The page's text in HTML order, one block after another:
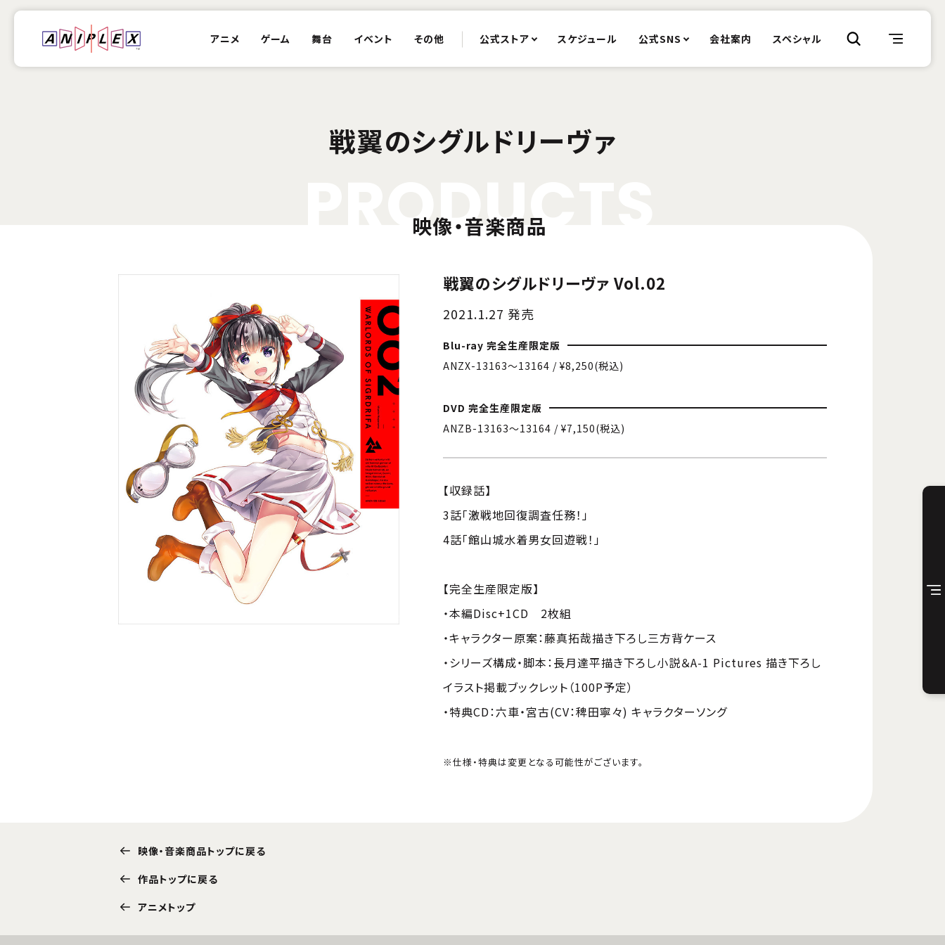
アニメ ゲーム 舞台 イベント その他 公式ストア スケジュール 公式SNS 会社案内 スペシャル
戦翼のシグルドリーヴァ
ODUC
映像・音楽商品
戦翼のシグルドリーヴァ Vol.02
2021.1.27 発売
Blu-ray 完全生産限定版
ANZX-13163〜13164 / ¥8,250(税込)
DVD 完全生産限定版
ANZB-13163〜13164 / ¥7,150(税込)
【収録話】
3話「激戦地回復調査任務！」
4話「館山城水着男女回遊戦！」
【完全生産限定版】
・本編Disc+1CD 2枚組
・キャラクター原案：藤真拓哉描き下ろし三方背ケース
・シリーズ構成・脚本：長月達平描き下ろし小説＆A-1 Pictures 描き下ろし
イラスト掲載ブックレット（100P予定）
・特典CD：六車・宮古(CV：稗田寧々) キャラクターソング
※仕様・特典は変更となる可能性がございます。
映像・音楽商品トップに戻る
作品トップに戻る
アニメトップ